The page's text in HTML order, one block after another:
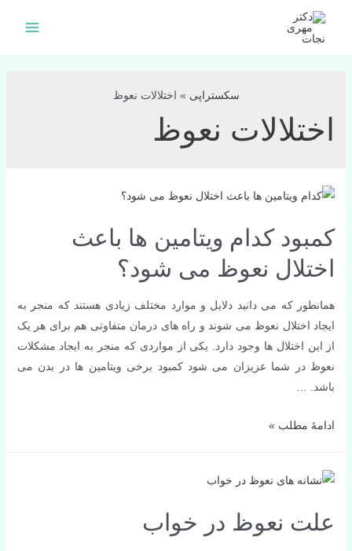
سکستراپی » اختلالات نعوظ
اختلالات نعوظ
کمبود کدام ویتامین ها باعث
اختلال نعوظ می شود؟
همانطور که می دانید دلایل و موارد مختلف زیادی هستند که منجر به
ایجاد اختلال نعوظ می شوند و راه های درمان متفاوتی هم برای هر یک
از این اختلال ها وجود دارد. یکی از مواردی که منجر به ایجاد مشکلات
نعوظ در شما عزیزان می شود کمبود برخی ویتامین ها در بدن می
باشد. …
کمبود
ها
اختلال
ادامۀ مطلب »
علت نعوظ در خواب